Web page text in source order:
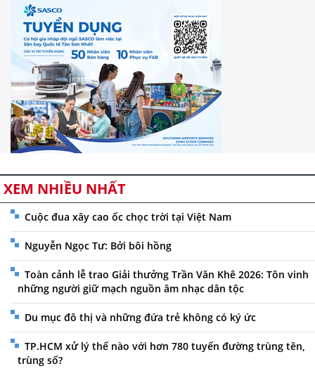
XEM NHIỀU NHẤT
Cuộc đua xây cao ốc chọc trời tại Việt Nam
Nguyễn Ngọc Tư: Bởi bôi hồng
Toàn cảnh lễ trao Giải thưởng Trần Văn Khê 2026: Tôn vinh
những người giữ mạch nguồn âm nhạc dân tộc
Du mục đô thị và những đứa trẻ không có ký ức
TP.HCM xử lý thế nào với hơn 780 tuyến đường trùng tên,
trùng số?